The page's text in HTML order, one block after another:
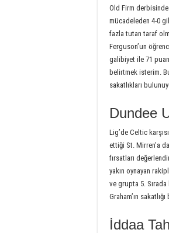
Old Firm
mücadeleden 4-0
fazla tutan taraf
Ferguson’un
galibiyet ile 71
belirtmek isterim.
sakatlıkları
Dundee
Lig’de Celtic
ettiği St. Mirren’a
fırsatları
yakın oynayan
ve grupta 5.
Graham’ın
İddaa